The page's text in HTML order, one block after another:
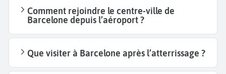
Comment rejoindre le centre-ville de
Barcelone depuis l’aéroport ?
Que visiter à Barcelone après l’atterrissage ?